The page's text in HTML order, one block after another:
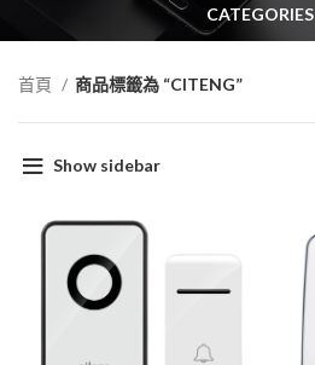
CATEGORIES
首頁 商品標籤為 “CITENG”
Show sidebar